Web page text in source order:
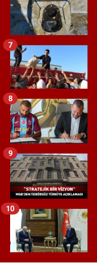
7
8
9
10